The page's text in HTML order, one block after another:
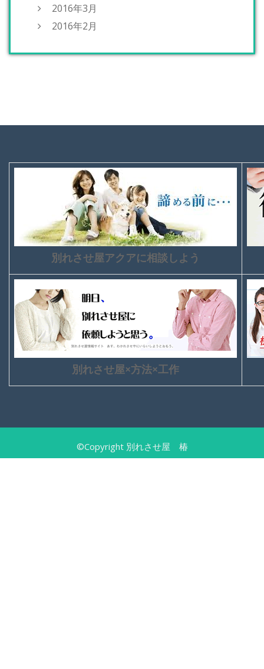
2016年3月
2016年2月
別れさせ屋アクアに相談しよう
別れさせ屋×方法×工作
©Copyright 別れさせ屋 椿